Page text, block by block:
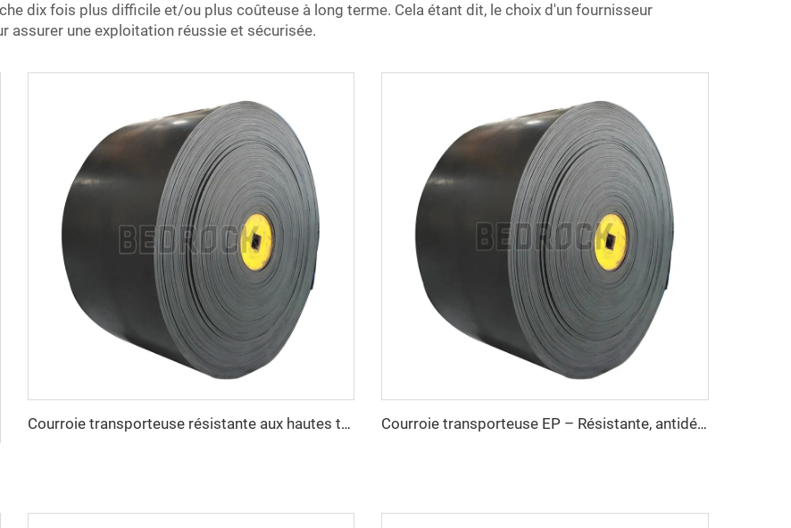
dix fois plus difficile et/ou plus coûteuse à long terme. Cela étant dit, le choix d'un fournisseur
assurer une exploitation réussie et sécurisée.
Courroie transporteuse résistante aux hautes températures, robuste pour les secteurs du ciment, de l’acier et de l’exploitation minière Courroie transporteuse EP – Résistante, antidérapante, résistante à la chaleur pour la manutention industrielle de matériaux